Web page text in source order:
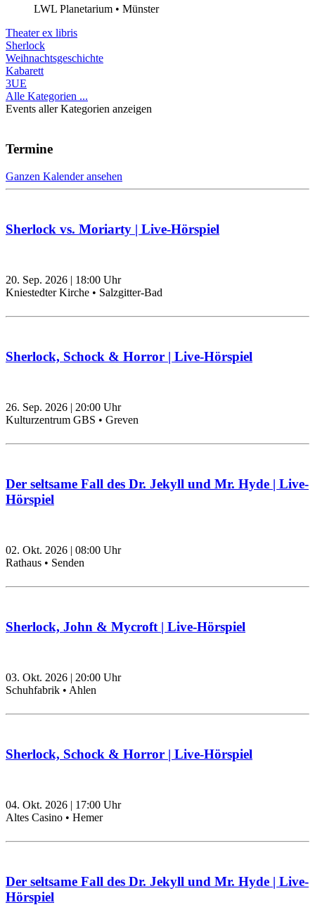
LWL Planetarium • Münster
Limite
der
Paginierungsliste
Theater ex libris
Sherlock
Weihnachtsgeschichte
Kabarett
3UE
Alle Kategorien ...
Events aller Kategorien anzeigen
Termine
Ganzen Kalender ansehen
Sherlock vs. Moriarty | Live-Hörspiel
20. Sep. 2026 | 18:00 Uhr
Kniestedter Kirche • Salzgitter-Bad
Sherlock, Schock & Horror | Live-Hörspiel
26. Sep. 2026 | 20:00 Uhr
Kulturzentrum GBS • Greven
Der seltsame Fall des Dr. Jekyll und Mr. Hyde | Live-
Hörspiel
02. Okt. 2026 | 08:00 Uhr
Rathaus • Senden
Sherlock, John & Mycroft | Live-Hörspiel
03. Okt. 2026 | 20:00 Uhr
Schuhfabrik • Ahlen
Sherlock, Schock & Horror | Live-Hörspiel
04. Okt. 2026 | 17:00 Uhr
Altes Casino • Hemer
Der seltsame Fall des Dr. Jekyll und Mr. Hyde | Live-
Hörspiel